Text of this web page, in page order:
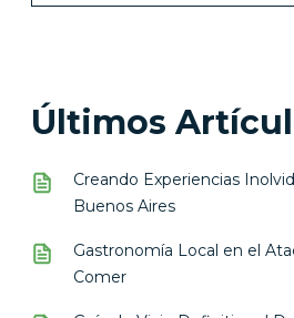
Últimos
Creando Experiencias
Buenos Aires
Gastronomía Local en el
Comer